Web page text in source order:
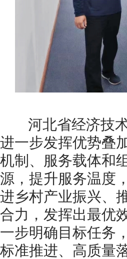
河北省经济技术
进一步发挥优势叠
机制、服务载体和
源，提升服务温度
进乡村产业振兴、
合力，发挥出最优
一步明确目标任务
标准推进、高质量